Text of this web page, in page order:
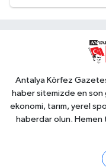
Antalya Körfez
haber sitemizde en son
ekonomi, tarım, yerel
haberdar olun. Hemen